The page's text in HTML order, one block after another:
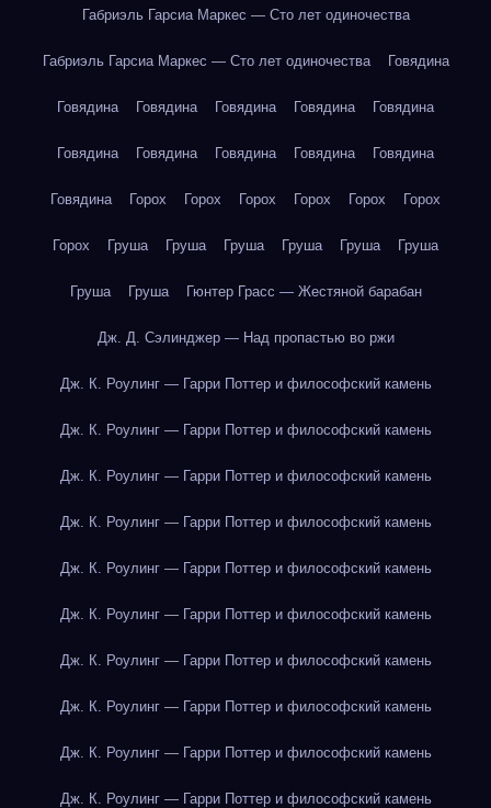
Габриэль Гарсиа Маркес — Сто лет одиночества
Габриэль Гарсиа Маркес — Сто лет одиночества Говядина
Говядина Говядина Говядина Говядина Говядина
Говядина Говядина Говядина Говядина Говядина
Говядина Горох Горох Горох Горох Горох Горох
Горох Груша Груша Груша Груша Груша Груша
Груша Груша Гюнтер Грасс — Жестяной барабан
Дж. Д. Сэлинджер — Над пропастью во ржи
Дж. К. Роулинг — Гарри Поттер и философский камень
Дж. К. Роулинг — Гарри Поттер и философский камень
Дж. К. Роулинг — Гарри Поттер и философский камень
Дж. К. Роулинг — Гарри Поттер и философский камень
Дж. К. Роулинг — Гарри Поттер и философский камень
Дж. К. Роулинг — Гарри Поттер и философский камень
Дж. К. Роулинг — Гарри Поттер и философский камень
Дж. К. Роулинг — Гарри Поттер и философский камень
Дж. К. Роулинг — Гарри Поттер и философский камень
Дж. К. Роулинг — Гарри Поттер и философский камень